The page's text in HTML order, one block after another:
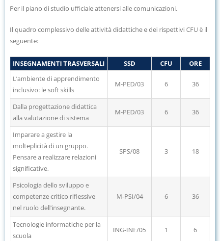
Per il piano di studio ufficiale attenersi alle comunicazioni.
Il quadro complessivo delle attività didattiche e dei rispettivi CFU è il
seguente:
INSEGNAMENTI TRASVERSALI SSD CFU
ORE
L’ambiente di apprendimento
inclusivo: le soft skills
M-PED/03 6 36
Dalla progettazione didattica
alla valutazione di sistema
M-PED/03 6 36
Imparare a gestire la
molteplicità di un gruppo.
Pensare a realizzare relazioni
significative.
SPS/08 3 18
Psicologia dello sviluppo e
competenze critico riflessive
nel ruolo dell’insegnante.
M-PSI/04 6 36
Tecnologie informatiche per la
scuola
ING-INF/05 1 6